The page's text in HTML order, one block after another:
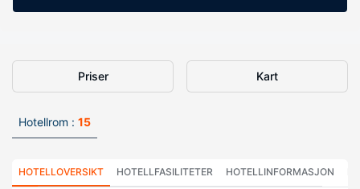
Priser Kart
Hotellrom : 15
HOTELLOVERSIKT HOTELLFASILITETER HOTELLINFORMASJON